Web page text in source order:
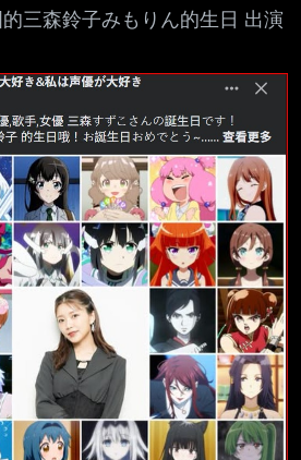
三森鈴子みもりん的生日 出演
media/HL1GY6WbIAAw
media/HL1EBc9agAALF
LL的園田海未還有ミルキィホ
media/HL1C2TyaUAAgX
media/HL1C2TobEAAjb
的神樂光